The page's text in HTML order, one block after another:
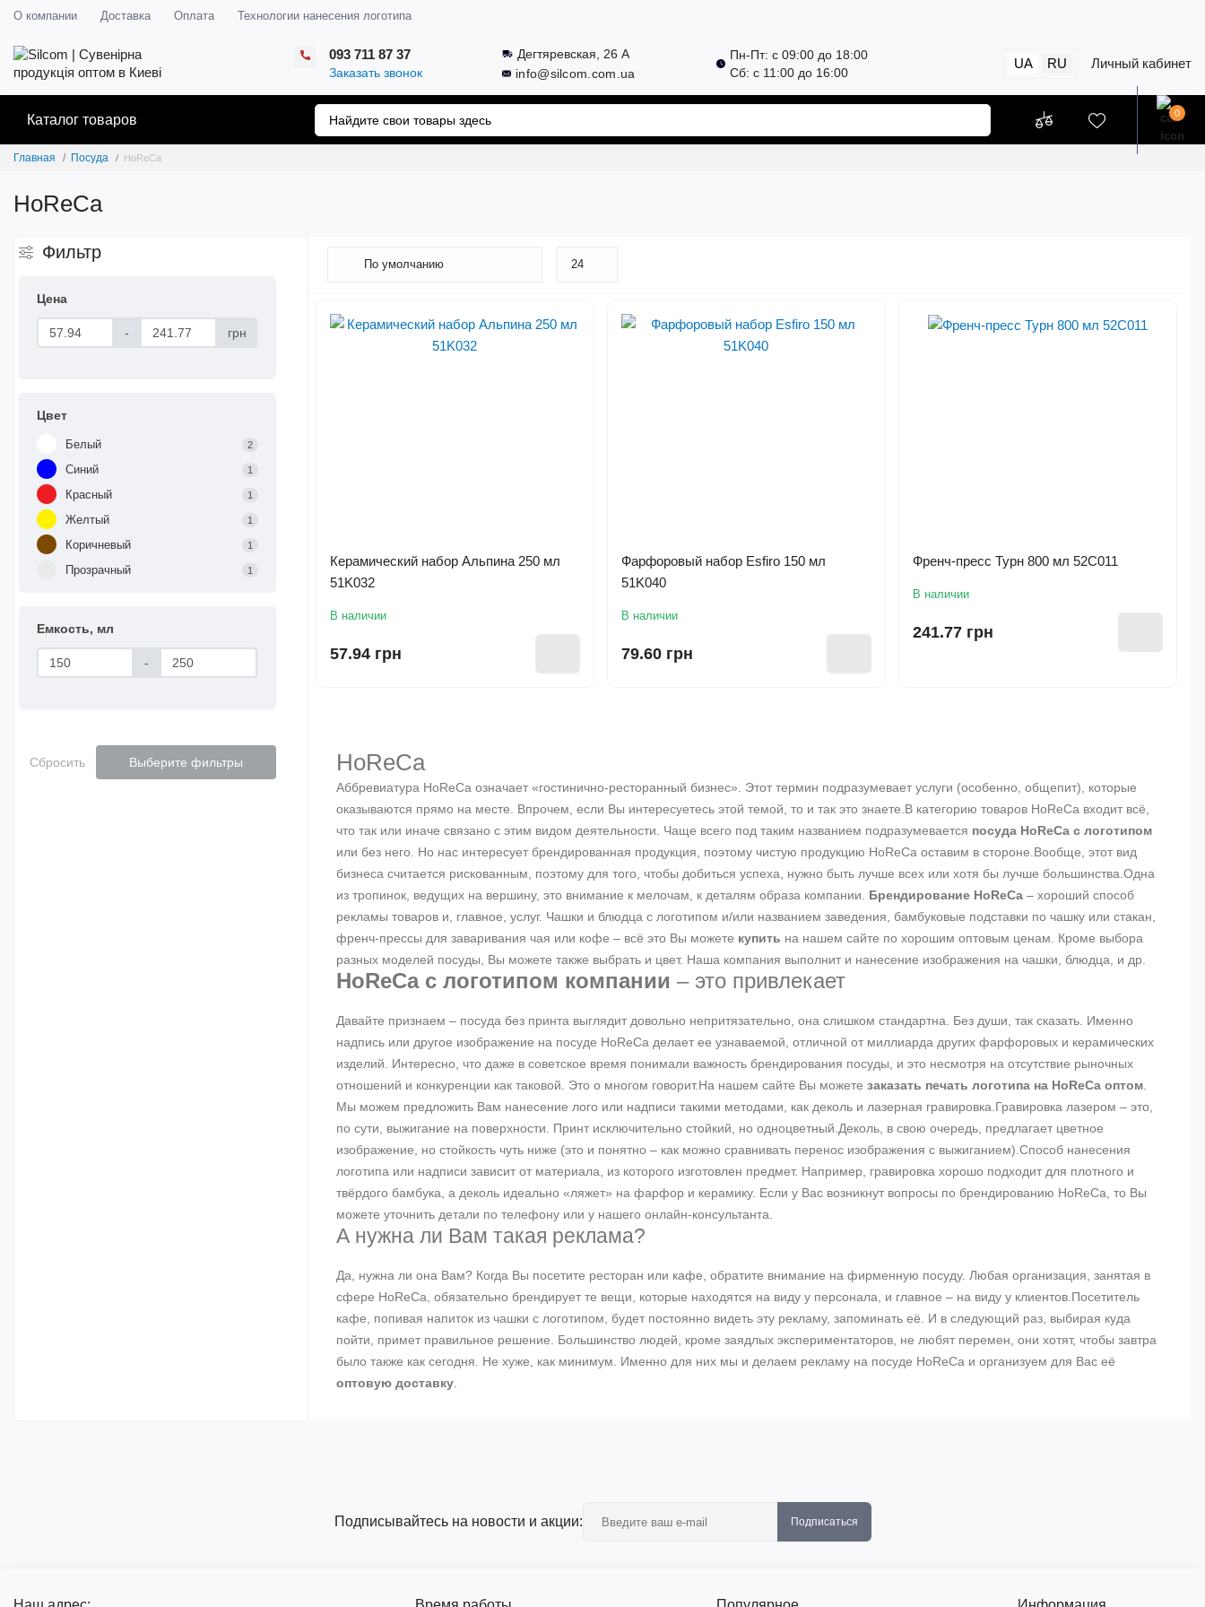
О компании Доставка Оплата Технологии нанесения логотипа
093 711 87 37
Заказать звонок
Дегтяревская, 26 А
info@silcom.com.ua
Пн-Пт: с 09:00 до 18:00
Сб: с 11:00 до 16:00
UA RU Личный кабинет
Каталог товаров 0
Главная Посуда HoReCa
HoReCa
Фильтр
Цена
- грн
Цвет
Белый 2
Синий 1
Красный 1
Желтый 1
Коричневый 1
Прозрачный 1
Емкость, мл
-
Сбросить Выберите фильтры
Керамический набор Альпина 250 мл
51K032
В наличии
57.94 грн
Фарфоровый набор Esfiro 150 мл
51K040
В наличии
79.60 грн
Френч-пресс Турн 800 мл 52C011
В наличии
241.77 грн
HoReCa
Аббревиатура HoReCa означает «гостинично-ресторанный бизнес». Этот термин подразумевает услуги (особенно, общепит), которые
оказываются прямо на месте. Впрочем, если Вы интересуетесь этой темой, то и так это знаете.В категорию товаров HoReCa входит всё,
что так или иначе связано с этим видом деятельности. Чаще всего под таким названием подразумевается посуда HoReCa с логотипом
или без него. Но нас интересует брендированная продукция, поэтому чистую продукцию HoReCa оставим в стороне.Вообще, этот вид
бизнеса считается рискованным, поэтому для того, чтобы добиться успеха, нужно быть лучше всех или хотя бы лучше большинства.Одна
из тропинок, ведущих на вершину, это внимание к мелочам, к деталям образа компании. Брендирование HoReCa– хороший способ
рекламы товаров и, главное, услуг. Чашки и блюдца с логотипом и/или названием заведения, бамбуковые подставки по чашку или стакан,
френч-прессы для заваривания чая или кофе – всё это Вы можете купить на нашем сайте по хорошим оптовым ценам. Кроме выбора
разных моделей посуды, Вы можете также выбрать и цвет. Наша компания выполнит и нанесение изображения на чашки, блюдца, и др.
HoReCa с логотипом компании – это привлекает
Давайте признаем – посуда без принта выглядит довольно непритязательно, она слишком стандартна. Без души, так сказать. Именно
надпись или другое изображение на посуде HoReCa делает ее узнаваемой, отличной от миллиарда других фарфоровых и керамических
изделий. Интересно, что даже в советское время понимали важность брендирования посуды, и это несмотря на отсутствие рыночных
отношений и конкуренции как таковой. Это о многом говорит.На нашем сайте Вы можете заказать печать логотипа на HoReCa оптом.
Мы можем предложить Вам нанесение лого или надписи такими методами, как деколь и лазерная гравировка.Гравировка лазером – это,
по сути, выжигание на поверхности. Принт исключительно стойкий, но одноцветный.Деколь, в свою очередь, предлагает цветное
изображение, но стойкость чуть ниже (это и понятно – как можно сравнивать перенос изображения с выжиганием).Способ нанесения
логотипа или надписи зависит от материала, из которого изготовлен предмет. Например, гравировка хорошо подходит для плотного и
твёрдого бамбука, а деколь идеально «ляжет» на фарфор и керамику. Если у Вас возникнут вопросы по брендированию HoReCa, то Вы
можете уточнить детали по телефону или у нашего онлайн-консультанта.
А нужна ли Вам такая реклама?
Да, нужна ли она Вам? Когда Вы посетите ресторан или кафе, обратите внимание на фирменную посуду. Любая организация, занятая в
сфере HoReCa, обязательно брендирует те вещи, которые находятся на виду у персонала, и главное – на виду у клиентов.Посетитель
кафе, попивая напиток из чашки с логотипом, будет постоянно видеть эту рекламу, запоминать её. И в следующий раз, выбирая куда
пойти, примет правильное решение. Большинство людей, кроме заядлых экспериментаторов, не любят перемен, они хотят, чтобы завтра
было также как сегодня. Не хуже, как минимум. Именно для них мы и делаем рекламу на посуде HoReCa и организуем для Вас её
оптовую доставку.
Подписывайтесь на новости и акции: Подписаться